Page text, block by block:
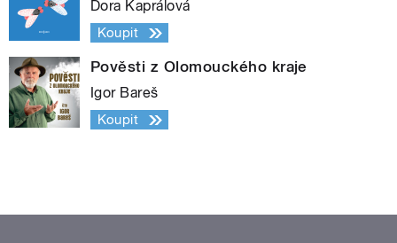
Dora Kaprálová
Koupit
Pověsti z Olomouckého kraje
Igor Bareš
Koupit